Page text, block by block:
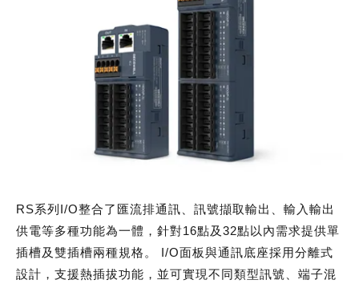
RS系列I/O整合了匯流排通訊、訊號擷取輸出、輸入輸出
供電等多種功能為一體，針對16點及32點以內需求提供單
插槽及雙插槽兩種規格。 I/O面板與通訊底座採用分離式
設計，支援熱插拔功能，並可實現不同類型訊號、端子混